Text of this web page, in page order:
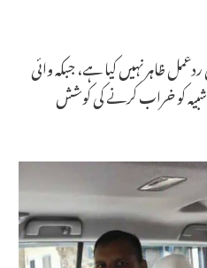
ظاہر نہیں کیا ہے، جبکہ وائی
کو خراب کرنے کی کوشش